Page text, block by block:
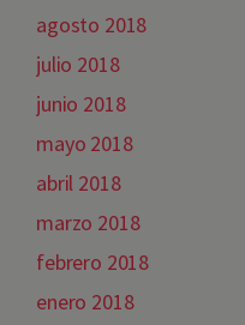
agosto 2018
julio 2018
junio 2018
mayo 2018
abril 2018
marzo 2018
febrero 2018
enero 2018